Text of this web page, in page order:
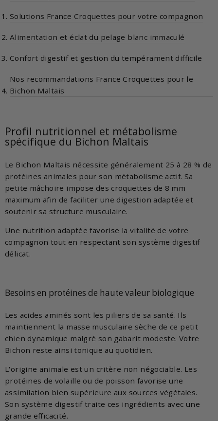
Solutions France Croquettes pour votre compagnon
Alimentation et éclat du pelage blanc immaculé
Confort digestif et gestion du tempérament difficile
Nos recommandations France Croquettes pour le
Bichon Maltais
Profil nutritionnel et métabolisme
spécifique du Bichon Maltais
Le Bichon Maltais nécessite généralement 25 à 28 % de
protéines animales pour son métabolisme actif. Sa
petite mâchoire impose des croquettes de 8 mm
maximum afin de faciliter une digestion adaptée et
soutenir sa structure musculaire.
Une nutrition adaptée favorise la vitalité de votre
compagnon tout en respectant son système digestif
délicat.
Besoins en protéines de haute valeur biologique
Les acides aminés sont les piliers de sa santé. Ils
maintiennent la masse musculaire sèche de ce petit
chien dynamique malgré son gabarit modeste. Votre
Bichon reste ainsi tonique au quotidien.
L'origine animale est un critère non négociable. Les
protéines de volaille ou de poisson favorise une
assimilation bien supérieure aux sources végétales.
Son système digestif traite ces ingrédients avec une
grande efficacité.